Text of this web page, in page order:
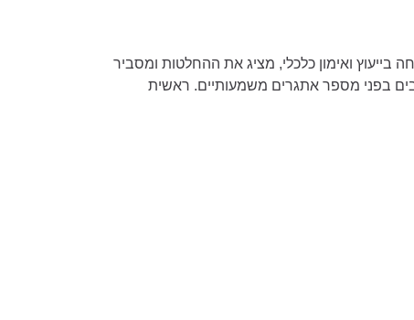
בייעוץ ואימון כלכלי, מציג את ההחלטות ומסביר
בפני מספר אתגרים משמעותיים. ראשית